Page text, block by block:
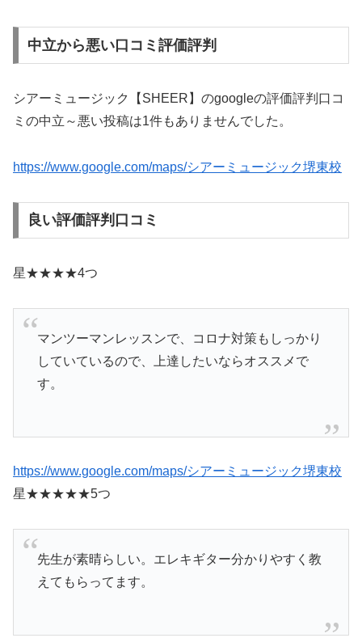
中立から悪い口コミ評価評判
シアーミュージック【SHEER】のgoogleの評価評判口コ
ミの中立～悪い投稿は1件もありませんでした。
https://www.google.com/maps/シアーミュージック堺東校
良い評価評判口コミ
星★★★★4つ
マンツーマンレッスンで、コロナ対策もしっかり
していているので、上達したいならオススメで
す。
https://www.google.com/maps/シアーミュージック堺東校
星★★★★★5つ
先生が素晴らしい。エレキギター分かりやすく教
えてもらってます。